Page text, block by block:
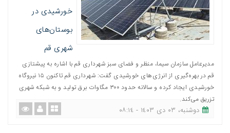
خورشیدی در
بوستان‌های
شهری قم
مدیرعامل سازمان سیما، منظر و فضای سبز شهرداری قم با اشاره به پیشتازی
قم در بهره‌گیری از انرژی‌های خورشیدی گفت: شهرداری قم تاکنون ۱۵ نیروگاه
خورشیدی ایجاد کرده و سالانه حدود ۳۰۰ مگاوات برق تولید و به شبکه شهری
تزریق می‌کند.
دوشنبه، ٠٣ دی ١٤٠٣ - ٠٨:١٤